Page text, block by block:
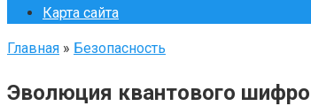
Карта сайта
Главная » Безопасность
Эволюция квантового